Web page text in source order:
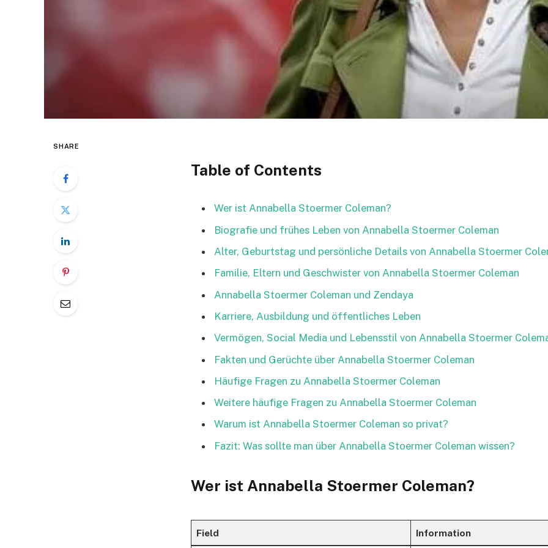
SHARE
Table of Contents
Wer ist Annabella Stoermer Coleman?
Biografie und frühes Leben von Annabella Stoermer Coleman
Alter, Geburtstag und persönliche Details von Annabella Stoermer
Familie, Eltern und Geschwister von Annabella Stoermer Coleman
Annabella Stoermer Coleman und Zendaya
Karriere, Ausbildung und öffentliches Leben
Vermögen, Social Media und Lebensstil von Annabella Stoermer
Fakten und Gerüchte über Annabella Stoermer Coleman
Häufige Fragen zu Annabella Stoermer Coleman
Weitere häufige Fragen zu Annabella Stoermer Coleman
Warum ist Annabella Stoermer Coleman so privat?
Fazit: Was sollte man über Annabella Stoermer Coleman wissen?
Wer ist Annabella Stoermer Coleman?
Field Information